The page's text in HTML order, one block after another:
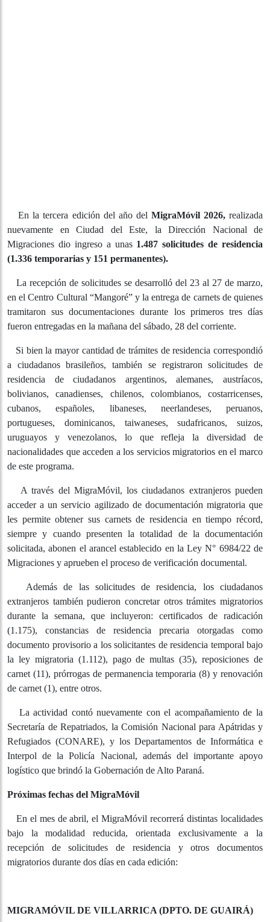
En la tercera edición del año delMigraMóvil 2026,
realizada nuevamente en Ciudad del Este, la Dirección
Nacional de Migraciones dio ingreso a unas1.487
solicitudes de residencia (1.336 temporarias y 151
La recepción de solicitudes se desarrolló del 23 al 27 de
marzo, en el Centro Cultural “Mangoré” y la entrega de
carnets de quienes tramitaron sus documentaciones
mañana del sábado, 28 del corriente.
Si bien la mayor cantidad de trámites de residencia
correspondió a ciudadanos brasileños, también se
registraron solicitudes de residencia de ciudadanos
argentinos, alemanes, austríacos, bolivianos,
canadienses, chilenos, colombianos, costarricenses,
cubanos, españoles, libaneses, neerlandeses, peruanos,
portugueses, dominicanos, taiwaneses, sudafricanos,
diversidad de nacionalidades que acceden a los servicios
migratorios en el marco de este programa.
A través del MigraMóvil, los ciudadanos extranjeros
pueden acceder a un servicio agilizado de
documentación migratoria que les permite obtener sus
cuando presenten la totalidad de la documentación
solicitada, abonen el arancel establecido en la Ley N°
6984/22 de Migraciones y aprueben el proceso de
verificación documental.
Además de las solicitudes de residencia, los
ciudadanos extranjeros también pudieron concretar
otros trámites migratorios durante la semana, que
de residencia precaria otorgadas como documento
provisorio a los solicitantes de residencia temporal bajo
la ley migratoria (1.112), pago de multas (35), reposiciones
de carnet (11), prórrogas de permanencia temporaria (8) y
renovación de carnet (1), entre otros.
La actividad contó nuevamente con el
acompañamiento de la Secretaría de Repatriados, la
Comisión Nacional para Apátridas y Refugiados
(CONARE), y los Departamentos de Informática e Interpol
de la Policía Nacional, además del importante apoyo